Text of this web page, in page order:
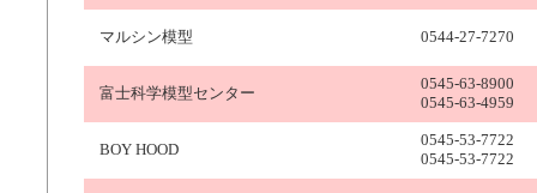
マルシン模型 0544-27-7270
富士科学模型センター
0545-63-8900
0545-63-4959
BOY HOOD
0545-53-7722
0545-53-7722